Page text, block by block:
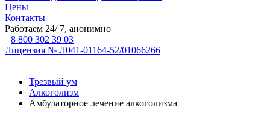
Цены
Контакты
Работаем 24/ 7, анонимно
8 800 302 39 03
Лицензия № Л041-01164-52/01066266
Трезвый ум
Алкоголизм
Амбулаторное лечение алкоголизма